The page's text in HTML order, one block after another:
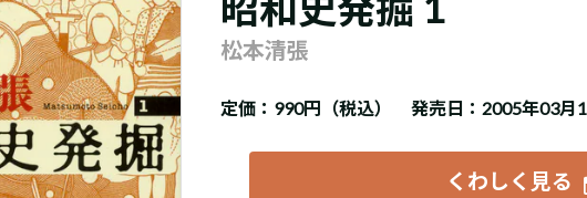
松本清張
定価： 990円（税込） 発売日：2005年03月
くわしく見る